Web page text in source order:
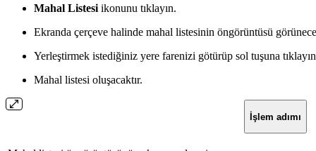
Mahal Listesiikonunu tıklayın.
Ekranda çerçeve halinde mahal listesinin öngörüntüsü
Yerleştirmek istediğiniz yere farenizi götürüp sol tuşuna
Mahal listesi oluşacaktır.
İşlem adımı